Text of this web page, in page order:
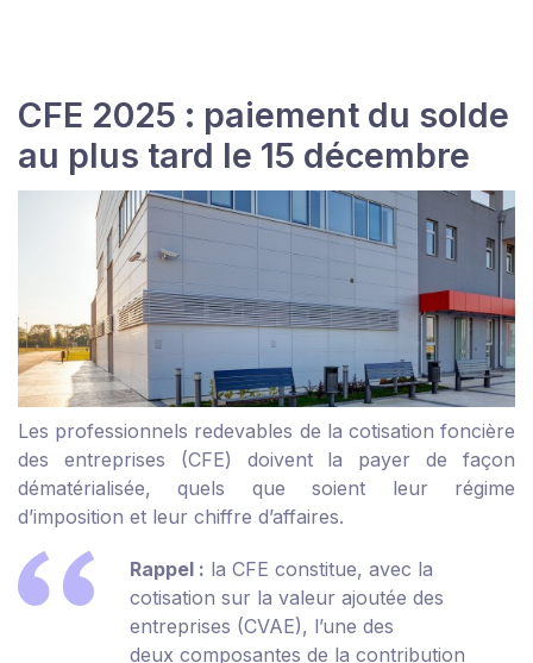
CFE 2025 : paiement du solde
au plus tard le 15 décembre
Les professionnels redevables de la cotisation foncière
des entreprises (CFE) doivent la payer de façon
dématérialisée, quels que soient leur régime
d’imposition et leur chiffre d’affaires.
Rappel : la CFE constitue, avec la
cotisation sur la valeur ajoutée des
entreprises (CVAE), l’une des
deux composantes de la contribution